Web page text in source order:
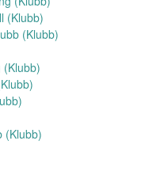
(Klubb)
(Klubb)
(Klubb)
(Klubb)